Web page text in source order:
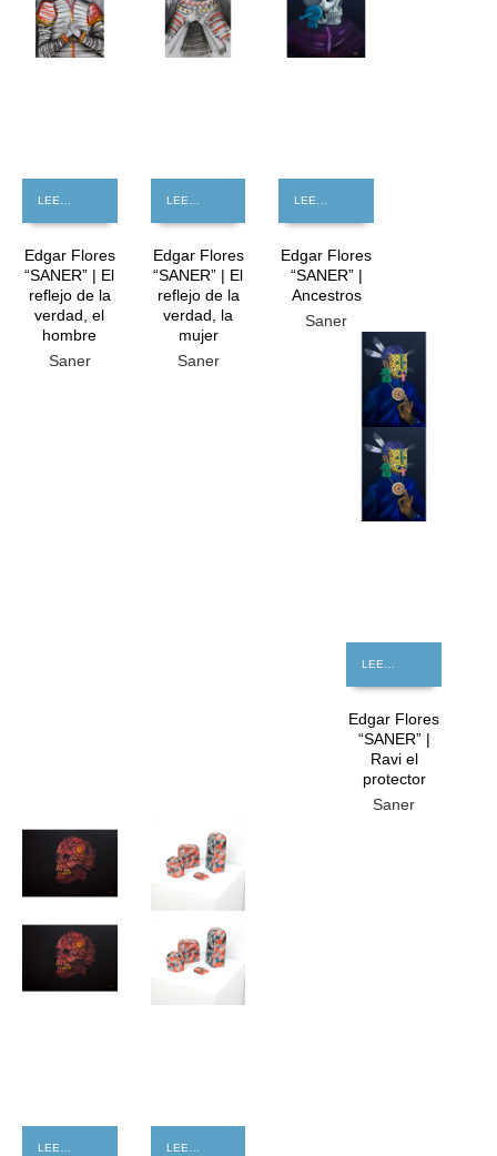
Edgar Flores
“SANER” | El
reflejo de la
verdad, el
hombre
Saner
Edgar Flores
“SANER” | El
reflejo de la
verdad, la
mujer
Saner
Edgar Flores
“SANER” |
Ancestros
Saner
GRATIS
Edgar Flores
“SANER” |
Ravi el
protector
Saner
GRATIS GRATIS